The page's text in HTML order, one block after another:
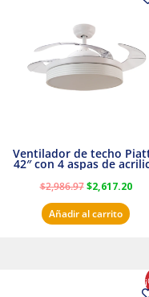
Ventilador de techo
42″ con 4 aspas de
transparente
$2,986.97
$2,986.97.
$2,617.20
Añadir al carrito